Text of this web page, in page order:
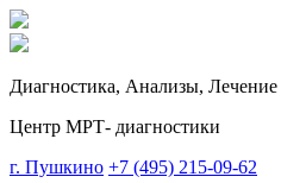
Диагностика, Анализы, Лечение
Центр МРТ- диагностики
г. Пушкино +7 (495) 215-09-62